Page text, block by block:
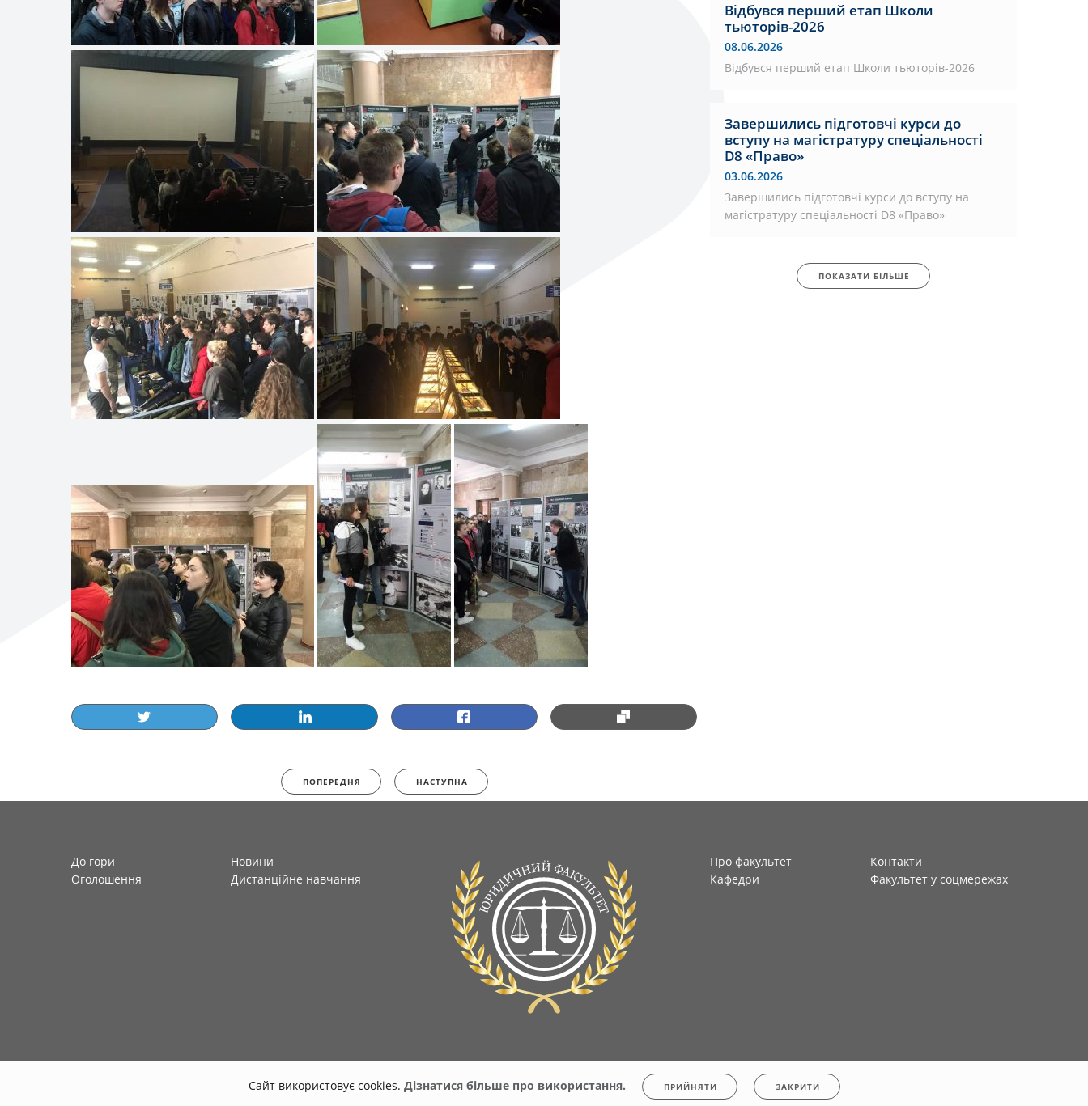
ПОПЕРЕДНЯ НАСТУПНА
Відбувся перший етап Школи
тьюторів-2026
08.06.2026
Відбувся перший етап Школи тьюторів-2026
Завершились підготовчі курси до
вступу на магістратуру спеціальності
D8 «Право»
03.06.2026
Завершились підготовчі курси до вступу на
магістратуру спеціальності D8 «Право»
ПОКАЗАТИ БІЛЬШЕ
До гори
Новини
Оголошення
Дистанційне навчання
Про факультет
Контакти
Кафедри
Факультет у соцмережах
© 2026 faculty-law-polytec.stu.cn.ua Всі права захищені. Несанкціоноване копіювання заборонено.Політика конфіденційності | Cookies
Сайт використовує cookies. Дізнатися більше про використання. ПРИЙНЯТИ ЗАКРИТИ